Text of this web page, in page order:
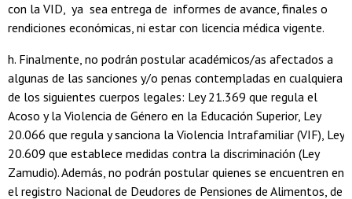
con la VID, ya sea entrega de informes de avance, finales o
rendiciones económicas, ni estar con licencia médica vigente.
h. Finalmente, no podrán postular académicos/as afectados a
algunas de las sanciones y/o penas contempladas en cualquiera
de los siguientes cuerpos legales: Ley 21.369 que regula el
Acoso y la Violencia de Género en la Educación Superior, Ley
20.066 que regula y sanciona la Violencia Intrafamiliar (VIF), Ley
20.609 que establece medidas contra la discriminación (Ley
Zamudio). Además, no podrán postular quienes se encuentren en
el registro Nacional de Deudores de Pensiones de Alimentos, de